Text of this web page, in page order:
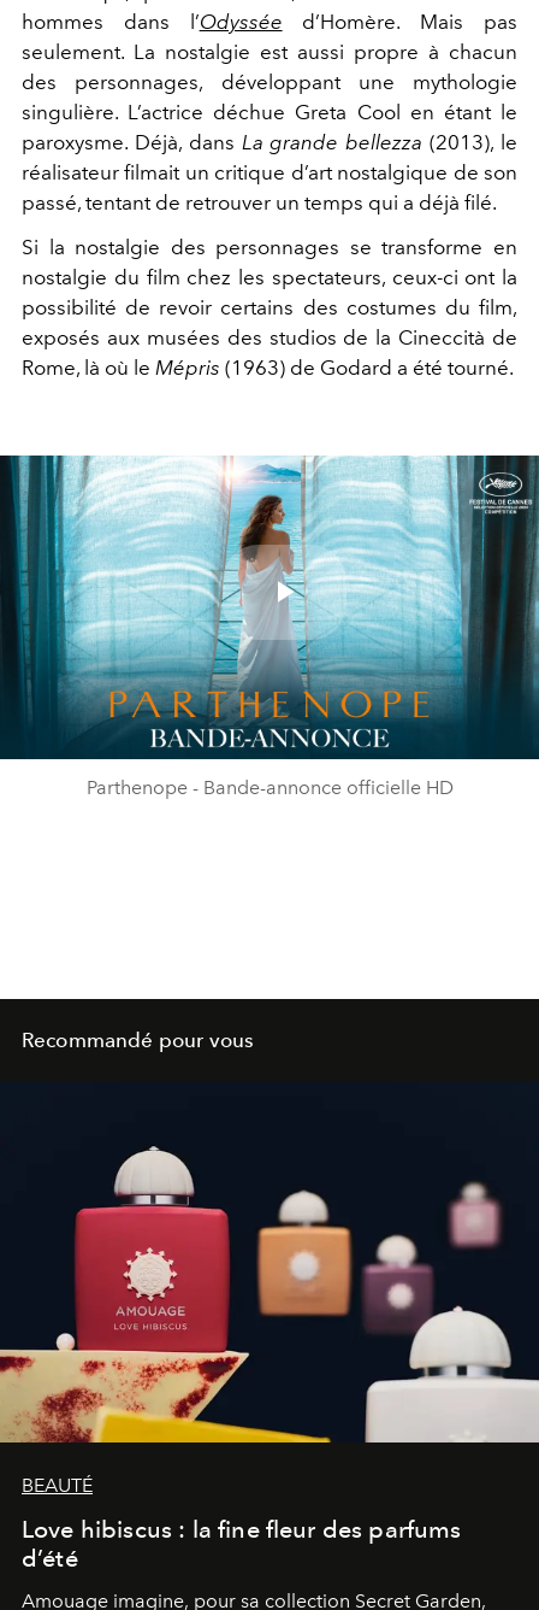
hommes dans l’Odyssée d’Homère. Mais pas
seulement. La nostalgie est aussi propre à chacun
des personnages, développant une mythologie
singulière. L’actrice déchue Greta Cool en étant le
paroxysme. Déjà, dans La grande bellezza (2013), le
réalisateur filmait un critique d’art nostalgique de son
passé, tentant de retrouver un temps qui a déjà filé.
Si la nostalgie des personnages se transforme en
nostalgie du film chez les spectateurs, ceux-ci ont la
possibilité de revoir certains des costumes du film,
exposés aux musées des studios de la Cineccità de
Rome, là où le Mépris (1963) de Godard a été tourné.
Play
Video
Parthenope - Bande-annonce officielle HD
Recommandé pour vous
BEAUTÉ
Love hibiscus : la fine fleur des parfums
d’été
Amouage imagine, pour sa collection Secret Garden,